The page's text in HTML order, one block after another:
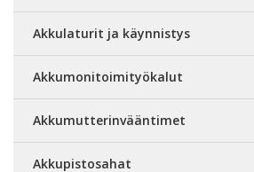
Akkulaturit ja käynnistys
Akkumonitoimityökalut
Akkumutterinvääntimet
Akkupistosahat